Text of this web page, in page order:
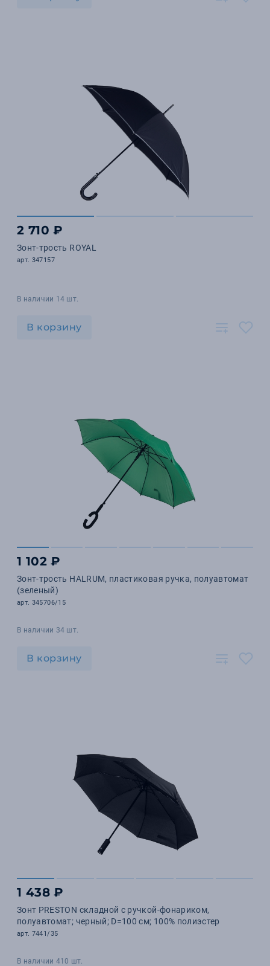
2 710 ₽
Зонт-трость ROYAL
арт. 347157
В наличии 14 шт.
В корзину
1 102 ₽
Зонт-трость HALRUM, пластиковая ручка, полуавтомат
(зеленый)
арт. 345706/15
В наличии 34 шт.
В корзину
1 438 ₽
Зонт PRESTON складной с ручкой-фонариком,
полуавтомат; черный; D=100 см; 100% полиэстер
арт. 7441/35
В наличии 410 шт.